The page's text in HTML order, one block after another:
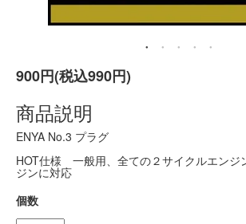
900円(税込990円)
商品説明
ENYA No.3 プラグ
HOT仕様 一般用、全ての２サイクルエンジ
ジンに対応
個数